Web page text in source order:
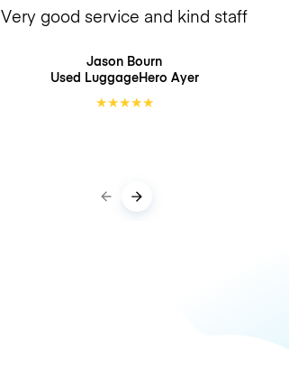
Very good service and kind staff
Jason Bourn
Used LuggageHero Ayer
★★★★★